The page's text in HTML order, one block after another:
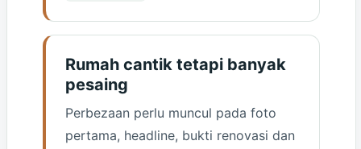
Rumah cantik tetapi banyak
pesaing
Perbezaan perlu muncul pada foto
pertama, headline, bukti renovasi dan